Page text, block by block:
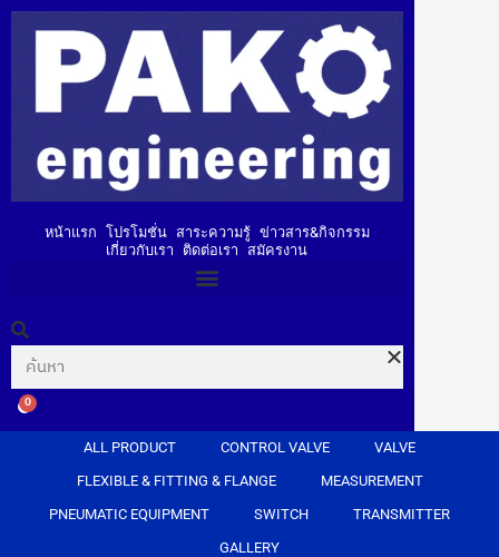
หน้าแรก โปรโมชั่น สาระความรู้ ข่าวสาร&กิจกรรม
เกี่ยวกับเรา
ติดต่อเรา สมัครงาน
0
ALL PRODUCT CONTROL VALVE
VALVE
FLEXIBLE & FITTING & FLANGE
MEASUREMENT
PNEUMATIC EQUIPMENT
SWITCH
TRANSMITTER
GALLERY